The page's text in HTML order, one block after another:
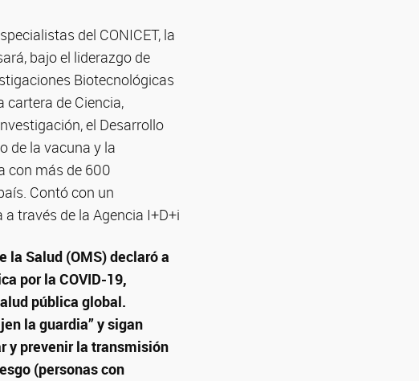
del CONICET, la
bajo el liderazgo de
Biotecnológicas
cartera de Ciencia,
el Desarrollo
de la vacuna y la
con más de 600
Contó con un
través de la Agencia I+D+i
la Salud (OMS) declaró a
por la COVID-19,
pública global.
la guardia” y sigan
y prevenir la transmisión
(personas con